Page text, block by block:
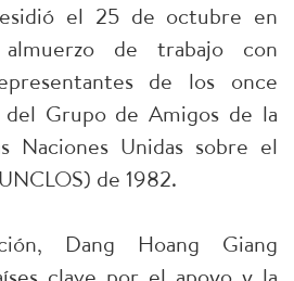
el 25 de octubre en
de trabajo con
de los once
del Grupo de Amigos de la
Naciones Unidas sobre el
de 1982.
Dang Hoang Giang